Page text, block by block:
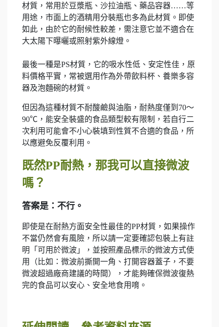
材質，常用於豆漿瓶、沙拉油瓶、藥品容器……等
用途，市面上的酒精用分裝瓶也多為此材質。即使
如此，由於它的耐候性較差，需注意它並不適合在
大太陽下曝曬或照射紫外線燈。
最後一種是PS材質，它的吸水性低、安定性佳，原
料價格平實，常被選用作為外帶飲料杯、養樂多容
器及泡麵碗的材質。
但因為這種材質不耐酸鹼與油脂，耐熱度僅到70～
90℃，能安全裝盛的食品類型較有限制，若自行二
次利用可能會不小心裝填到性質不合適的食品，所
以應避免反覆利用。
既然PP耐熱，那我可以直接微波
嗎？
答案是：不行。
即使是在耐熱方面安全性最佳的PP材質，如果操作
不當仍然會有風險，所以請一定要確認包裝上有註
明「可用於微波」，並按照產品標示的微波方式使
用（比如：微波前撕開一角、打開容器蓋子，不要
微波超過廠商建議的時間），才能夠確保微波復熱
完的食品可以安心、安全地食用唷。